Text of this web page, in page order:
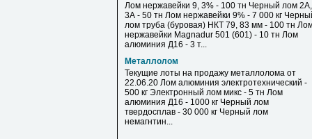
Лом нержавейки 9, 3% - 100 тн Черный лом 2А,
3А - 50 тн Лом нержавейки 9% - 7 000 кг
лом труба (буровая) НКТ 79, 83 мм - 100 тн
нержавейки Magnadur 501 (601) - 10 тн Лом
алюминия Д16 - 3 т...
Металлолом
Текущие лоты на продажу металлолома от
22.06.20 Лом алюминия электротехнический -
500 кг Электронный лом микс - 5 тн Лом
алюминия Д16 - 1000 кг Черный лом
твердосплав - 30 000 кг Черный лом
немагнтин...